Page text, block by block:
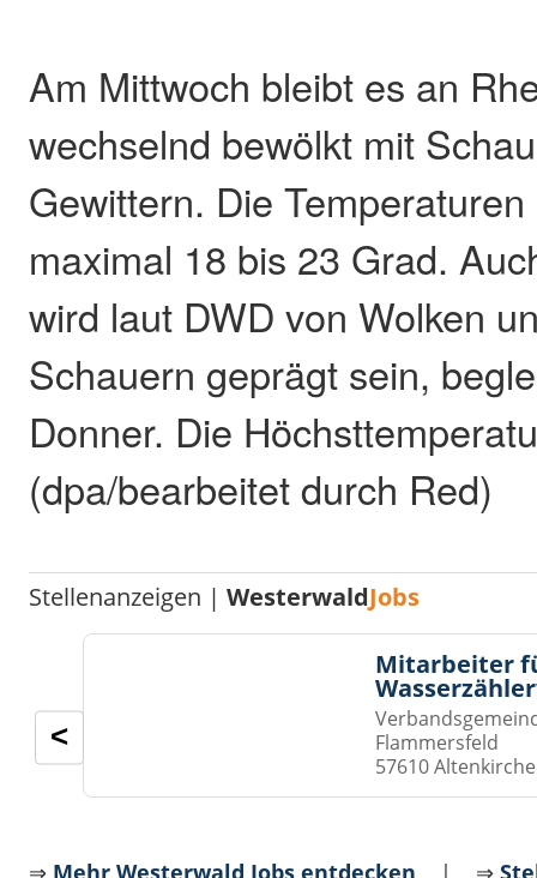
Am Mittwoch bleibt es an
wechselnd bewölkt mit
Gewittern. Die
maximal 18 bis 23 Grad.
wird laut DWD von Wolken
Schauern geprägt sein,
Donner. Die
(dpa/bearbeitet durch Red)
Stellenanzeigen |WesterwaldJobs
Mitarbeiter
Flammersfeld
57610
<
⇒ Mehr Westerwald Jobs entdecken | ⇒